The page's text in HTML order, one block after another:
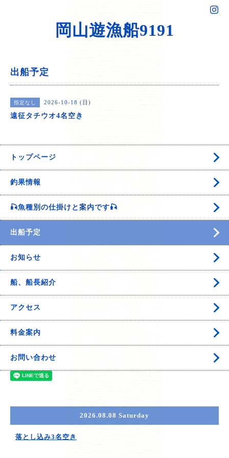
岡山遊漁船9191
出船予定
指定なし 2026-10-18 (日)
遠征タチウオ4名空き
トップページ
釣果情報
🎣魚種別の仕掛けと案内です🎣
出船予定
お知らせ
船、船長紹介
アクセス
料金案内
お問い合わせ
2026.08.08 Saturday
落とし込み3名空き